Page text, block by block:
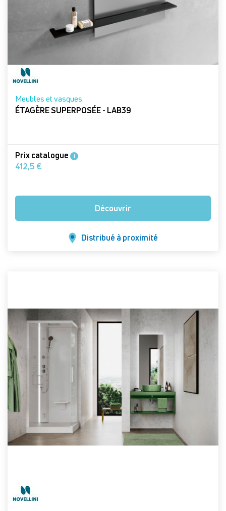
Meubles et vasques
ÉTAGÈRE SUPERPOSÉE - LAB39
Prix catalogue i
412,5 €
Découvrir
Distribué à proximité